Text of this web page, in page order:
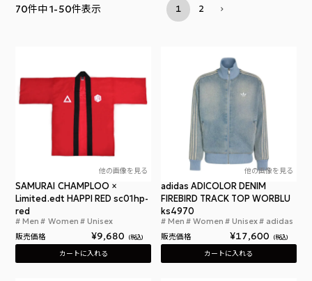
70件中1-50件表示 1 2
他の画像を見る
サムライチャンプルー × Limited.edt 法被 レッド
SAMURAI CHAMPLOO ×
Limited.edt HAPPI RED sc01hp-
red
Men Women Unisex
販売価格 ¥9,680 税込
カートに入れる
他の画像を見る
adidas ADICOLOR DENIM
FIREBIRD TRACK TOP WORBLU
ks4970
Men Women Unisex adidas
販売価格 ¥17,600 税込
カートに入れる